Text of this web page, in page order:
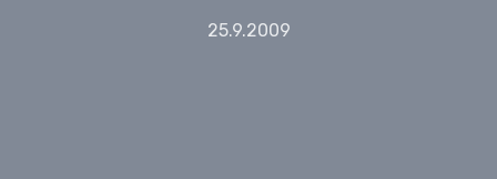
25.9.2009